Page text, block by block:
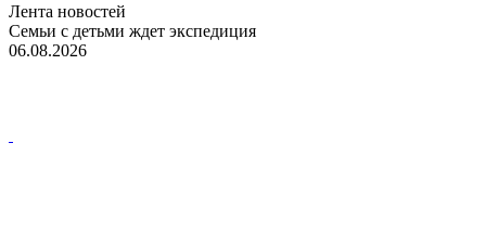
Лента новостей
Семьи с детьми ждет экспедиция
06.08.2026